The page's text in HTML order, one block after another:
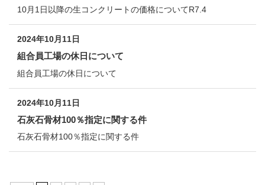
10月1日以降の生コンクリートの価格についてR7.4
2024年10月11日
組合員工場の休日について
組合員工場の休日について
2024年10月11日
石灰石骨材100％指定に関する件
石灰石骨材100％指定に関する件